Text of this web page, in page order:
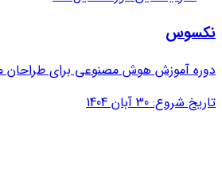
نکسوس
دوره آموزش هوش مصنوعی برای
تاریخ شروع: 30 آبان 1404